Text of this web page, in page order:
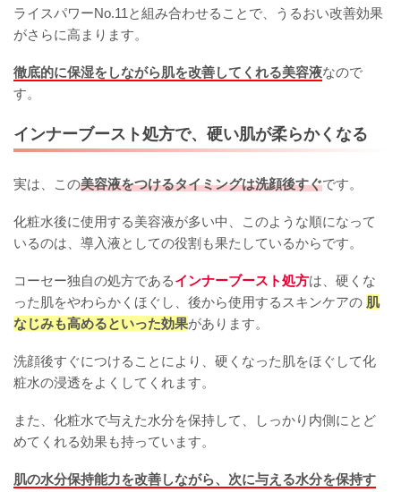
ライスパワーNo.11と組み合わせることで、うるおい改善効果
がさらに高まります。
徹底的に保湿をしながら肌を改善してくれる美容液なので
す。
インナーブースト処方で、硬い肌が柔らかくなる
実は、この美容液をつけるタイミングは洗顔後すぐです。
化粧水後に使用する美容液が多い中、このような順になって
いるのは、導入液としての役割も果たしているからです。
コーセー独自の処方であるインナーブースト処方は、硬くな
った肌をやわらかくほぐし、後から使用するスキンケアの 肌
なじみも高めるといった効果があります。
洗顔後すぐにつけることにより、硬くなった肌をほぐして化
粧水の浸透をよくしてくれます。
また、化粧水で与えた水分を保持して、しっかり内側にとど
めてくれる効果も持っています。
肌の水分保持能力を改善しながら、次に与える水分を保持す